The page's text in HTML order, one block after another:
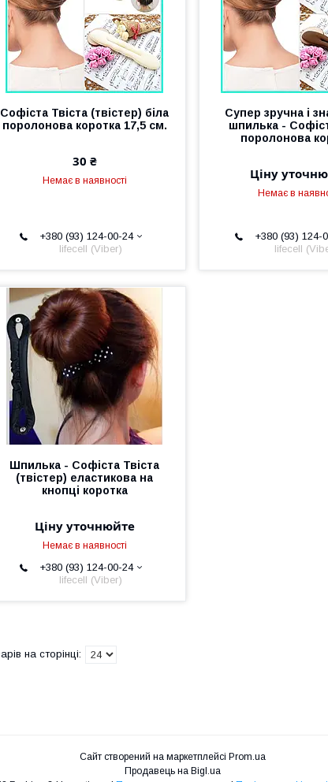
Софіста Твіста (твістер) біла
поролонова коротка 17,5 см.
30 ₴
Немає в наявності
+380 (93) 124-00-24
lifecell (Viber)
Супер зручна і
шпилька -
поролонова
Ціну
Немає в
+380 (93) 124-
lifecell
Шпилька - Софіста Твіста
(твістер) еластикова на
кнопці коротка
Ціну уточнюйте
Немає в наявності
+380 (93) 124-00-24
lifecell (Viber)
Сайт створений на маркетплейсі Prom.ua
Продавець на Bigl.ua